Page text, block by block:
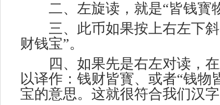
二、左旋读，就是“皆钱寳
三、此币如果按上右左下斜
财钱宝”。
四、如果先是右左对读，在
以译作：钱财皆寳、或者“钱物
宝的意思。这就很符合我们汉